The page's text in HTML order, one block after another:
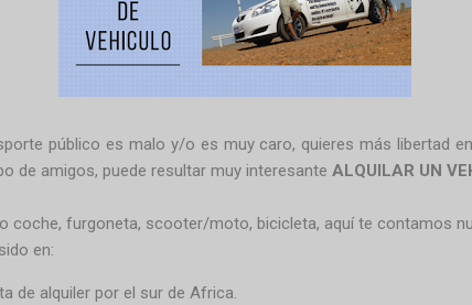
público es malo y/o es muy caro, quieres más libertad
de amigos, puede resultar muy interesante ALQUILAR UN
coche, furgoneta, scooter/moto, bicicleta, aquí te contamos
en:
de alquiler por el sur de Africa.